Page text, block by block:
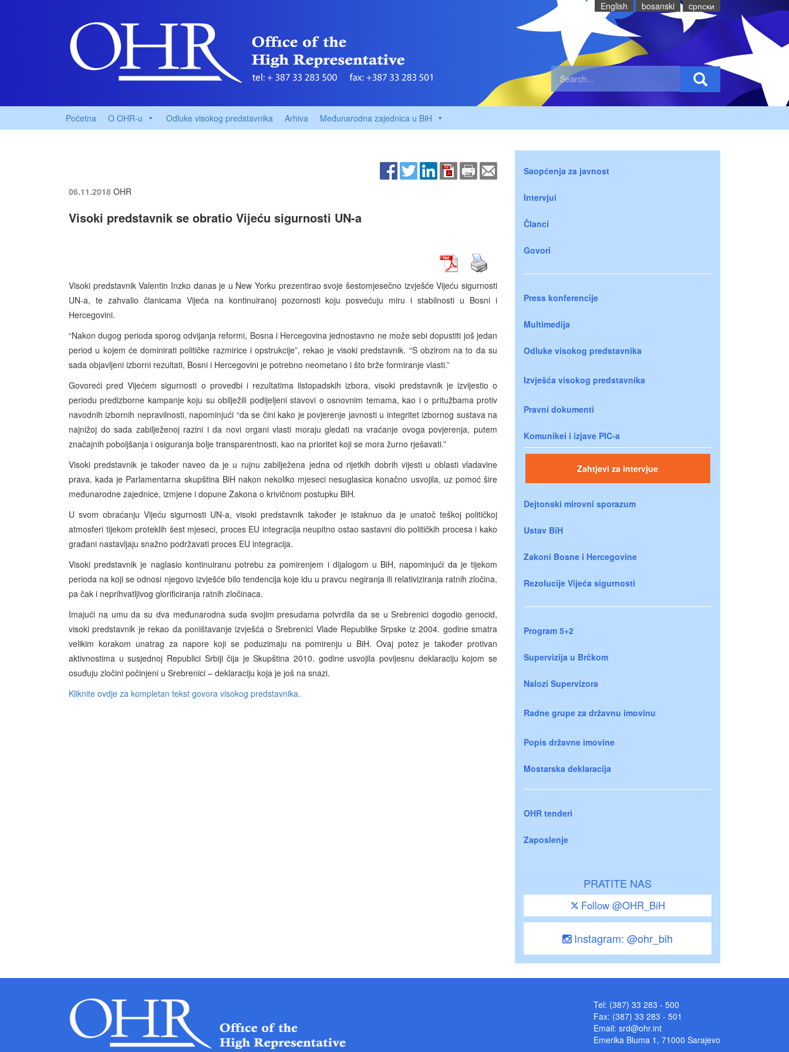
English bosanski cрпски
Početna O OHR-u Odluke visokog predstavnika Arhiva Međunarodna zajednica u BiH
06.11.2018 OHR
Visoki predstavnik se obratio Vijeću sigurnosti UN-a
Visoki predstavnik Valentin Inzko danas je u New Yorku prezentirao svoje šestomjesečno izvješće Vijeću sigurnosti
UN-a, te zahvalio članicama Vijeća na kontinuiranoj pozornosti koju posvećuju miru i stabilnosti u Bosni i
Hercegovini.
“Nakon dugog perioda sporog odvijanja reformi, Bosna i Hercegovina jednostavno ne može sebi dopustiti još jedan
period u kojem će dominirati političke razmirice i opstrukcije”, rekao je visoki predstavnik. “S obzirom na to da su
sada objavljeni izborni rezultati, Bosni i Hercegovini je potrebno neometano i što brže formiranje vlasti.”
Govoreći pred Vijećem sigurnosti o provedbi i rezultatima listopadskih izbora, visoki predstavnik je izvijestio o
periodu predizborne kampanje koju su obilježili podijeljeni stavovi o osnovnim temama, kao i o pritužbama protiv
navodnih izbornih nepravilnosti, napominjući “da se čini kako je povjerenje javnosti u integritet izbornog sustava na
najnižoj do sada zabilježenoj razini i da novi organi vlasti moraju gledati na vraćanje ovoga povjerenja, putem
značajnih poboljšanja i osiguranja bolje transparentnosti, kao na prioritet koji se mora žurno rješavati.”
Visoki predstavnik je također naveo da je u rujnu zabilježena jedna od rijetkih dobrih vijesti u oblasti vladavine
prava, kada je Parlamentarna skupština BiH nakon nekoliko mjeseci nesuglasica konačno usvojila, uz pomoć šire
međunarodne zajednice, izmjene i dopune Zakona o krivičnom postupku BiH.
U svom obraćanju Vijeću sigurnosti UN-a, visoki predstavnik također je istaknuo da je unatoč teškoj političkoj
atmosferi tijekom proteklih šest mjeseci, proces EU integracija neupitno ostao sastavni dio političkih procesa i kako
građani nastavljaju snažno podržavati proces EU integracija.
Visoki predstavnik je naglasio kontinuiranu potrebu za pomirenjem i dijalogom u BiH, napominjući da je tijekom
perioda na koji se odnosi njegovo izvješće bilo tendencija koje idu u pravcu negiranja ili relativiziranja ratnih zločina,
pa čak i neprihvatljivog glorificiranja ratnih zločinaca.
Imajući na umu da su dva međunarodna suda svojim presudama potvrdila da se u Srebrenici dogodio genocid,
visoki predstavnik je rekao da poništavanje izvješća o Srebrenici Vlade Republike Srpske iz 2004. godine smatra
velikim korakom unatrag za napore koji se poduzimaju na pomirenju u BiH. Ovaj potez je također protivan
aktivnostima u susjednoj Republici Srbiji čija je Skupština 2010. godine usvojila povijesnu deklaraciju kojom se
osuđuju zločini počinjeni u Srebrenici – deklaraciju koja je još na snazi.
Kliknite ovdje za kompletan tekst govora visokog predstavnika.
Saopćenja za javnost
Intervjui
Članci
Govori
Press konferencije
Multimedija
Odluke visokog predstavnika
Izvješća visokog predstavnika
Pravni dokumenti
Komunikei i izjave PIC-a
Zahtjevi za intervjue
Dejtonski mirovni sporazum
Ustav BiH
Zakoni Bosne i Hercegovine
Rezolucije Vijeća sigurnosti
Program 5+2
Supervizija u Brčkom
Nalozi Supervizora
Radne grupe za državnu imovinu
Popis državne imovine
Mostarska deklaracija
OHR tenderi
Zaposlenje
PRATITE NAS
Follow @OHR_BiH
Instagram: @ohr_bih
Tel: (387) 33 283 - 500
Fax: (387) 33 283 - 501
Email: srd@ohr.int
Emerika Bluma 1, 71000 Sarajevo